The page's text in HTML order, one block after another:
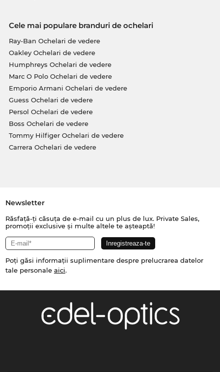
Cele mai populare branduri de ochelari
Ray-Ban Ochelari de vedere
Oakley Ochelari de vedere
Humphreys Ochelari de vedere
Marc O Polo Ochelari de vedere
Emporio Armani Ochelari de vedere
Guess Ochelari de vedere
Persol Ochelari de vedere
Boss Ochelari de vedere
Tommy Hilfiger Ochelari de vedere
Carrera Ochelari de vedere
Newsletter
Răsfață-ți căsuța de e-mail cu un plus de lux. Private Sales,
promoții exclusive și multe altele te așteaptă!
Poți găsi informații suplimentare despre prelucrarea datelor
tale personale aici.